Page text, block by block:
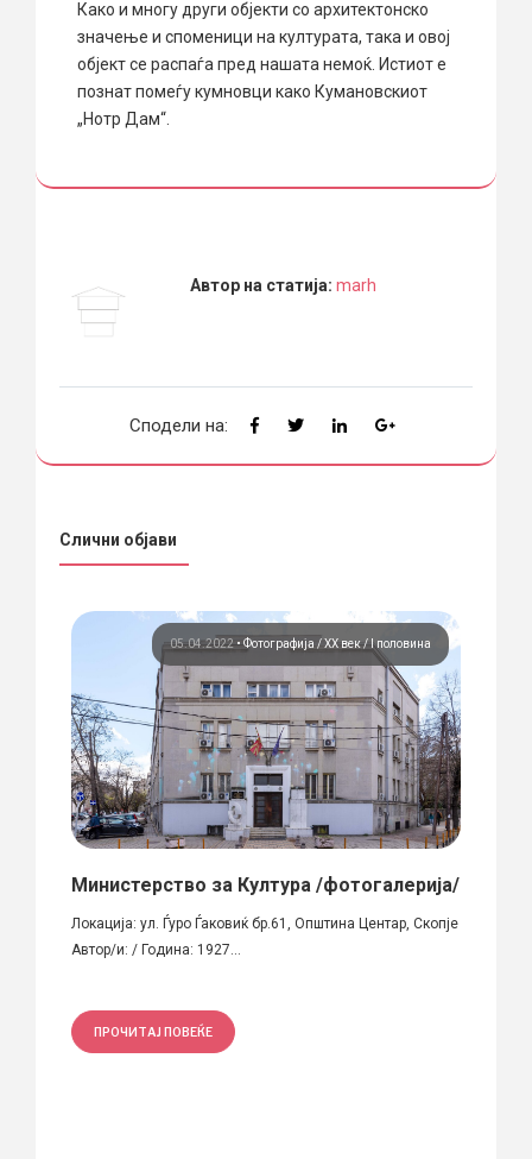
Како и многу други објекти со архитектонско
значење и споменици на културата, така и овој
објект се распаѓа пред нашата немоќ. Истиот е
познат помеѓу кумновци како Кумановскиот
„Нотр Дам“.
Автор на статија: marh
Сподели на:
Слични објави
05.04.2022• Фотографија ХХ век / I половина
Министерство за Култура /фотогалерија/
Локација: ул. Ѓуро Ѓаковиќ бр.61, Општина Центар, Скопје
Автор/и: / Година: 1927...
ПРОЧИТАЈ ПОВЕЌЕ